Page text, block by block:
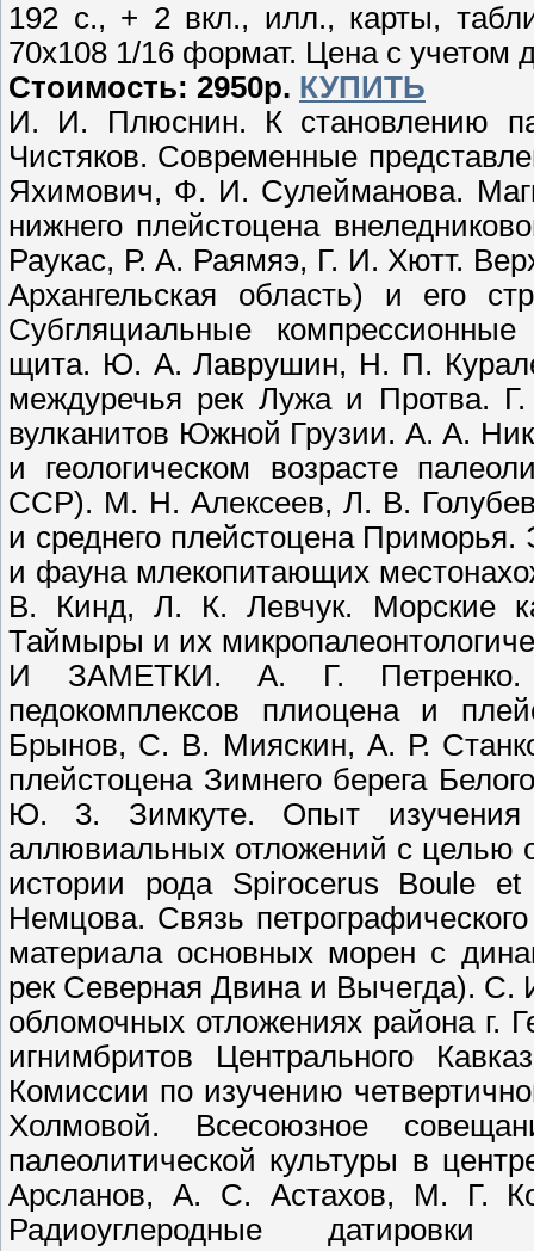
192 с., + 2 вкл., илл., карты,
70х108 1/16 формат. Цена с учетом
Стоимость: 2950р. КУПИТЬ
И. И. Плюснин. К становлению
Чистяков. Современные
Яхимович, Ф. И. Сулейманова.
нижнего плейстоцена
Раукас, Р. А. Раямяэ, Г. И. Хютт.
Архангельская область) и его
Субгляциальные
щита. Ю. А. Лаврушин, Н. П.
междуречья рек Лужа и Протва.
вулканитов Южной Грузии. А. А.
и геологическом возрасте
ССР). М. Н. Алексеев, Л. В.
и среднего плейстоцена
и фауна млекопитающих
В. Кинд, Л. К. Левчук. Морские
Таймыры и их
И ЗАМЕТКИ. А. Г. Петренко.
педокомплексов плиоцена и
Брынов, С. В. Мияскин, А. Р.
плейстоцена Зимнего берега
Ю. 3. Зимкуте. Опыт изучения
аллювиальных отложений с целью
истории рода Spirocerus Boule
Немцова. Связь
материала основных морен с
рек Северная Двина и Вычегда). С.
обломочных отложениях района г.
игнимбритов Центрального
Комиссии по изучению
Холмовой. Всесоюзное
палеолитической культуры в
Арсланов, А. С. Астахов, М. Г.
Радиоуглеродные